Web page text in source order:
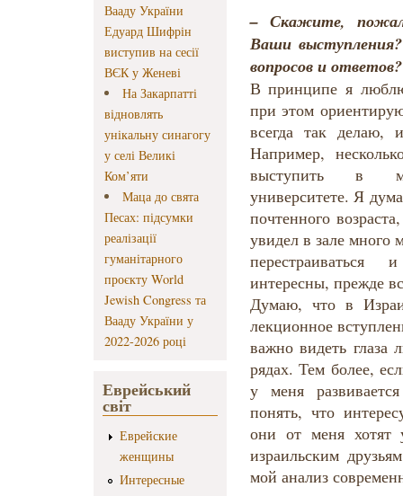
Вааду України
Едуард Шифрін
виступив на сесії
ВЄК у Женеві
На Закарпатті
відновлять
унікальну синагогу
у селі Великі
Ком’яти
Маца до свята
Песах: підсумки
реалізації
гуманітарного
проєкту World
Jewish Congress та
Вааду України у
2022-2026 році
Еврейський
світ
Еврейские
женщины
Интересные
–Скажите,
Ваши
вопросов и
В принципе я
при этом
всегда так делаю,
Например,
выступить в
университете. Я
почтенного
увидел в зале
интересны, прежде
Думаю, что в
лекционное
важно видеть глаза
рядах. Тем более,
у меня
понять, что
они от меня
израильским
мой анализ